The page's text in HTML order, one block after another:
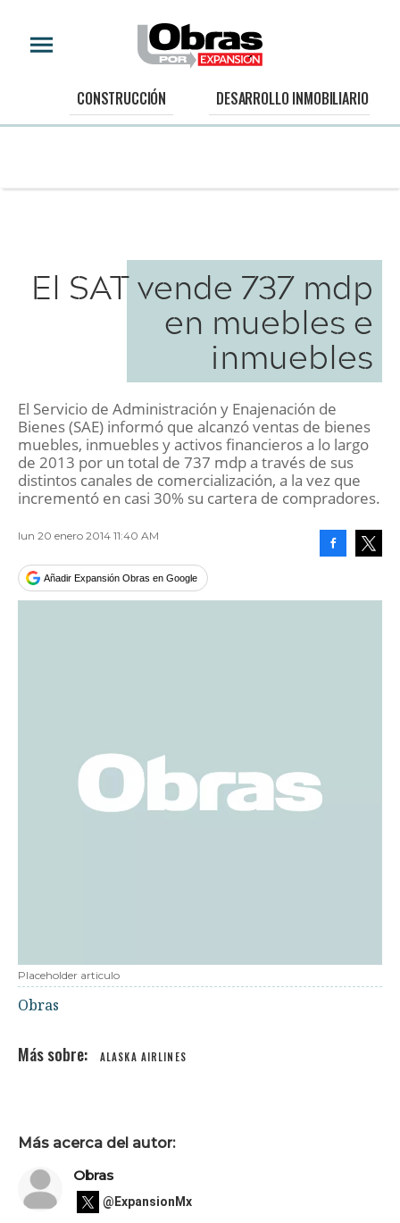
CONSTRUCCIÓN DESARROLLO INMOBILIARIO
El SAT vende 737 mdp
en muebles e
inmuebles
El Servicio de Administración y Enajenación de
Bienes (SAE) informó que alcanzó ventas de bienes
muebles, inmuebles y activos financieros a lo largo
de 2013 por un total de 737 mdp a través de sus
distintos canales de comercialización, a la vez que
incrementó en casi 30% su cartera de compradores.
lun 20 enero 2014 11:40 AM
Añadir Expansión Obras en Google
Placeholder articulo
Obras
ALASKA AIRLINES
Más acerca del autor:
Obras
@ExpansionMx